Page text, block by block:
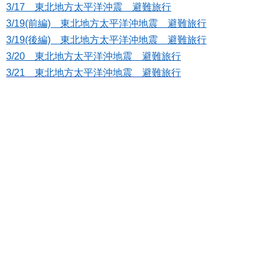
3/17 東北地方太平洋沖震 避難旅行
3/19(前編) 東北地方太平洋沖地震 避難旅行
3/19(後編) 東北地方太平洋沖地震 避難旅行
3/20 東北地方太平洋沖地震 避難旅行
3/21 東北地方太平洋沖地震 避難旅行